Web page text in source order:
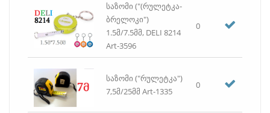
სათლელი
საქაღალდე
საშლელი
სახაზავი, საზომი, ფარგალი
სახვრეტელა
სკოჩი, სკოჩის დისპენსერი, იზოლენტა
სკრეპი, სკრეპის ჭიქა
საზომი ("(რულეტკა-
ბრელოკი")
1.5მ/7.5მმ, DELI 8214
Art-3596
0
საზომი ("რულეტკა")
7,5მ/25მმ Art-1335
0